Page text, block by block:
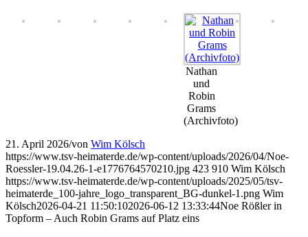
Nathan
und
Robin
Grams
(Archivfoto)
21. April 2026/von Wim Kölsch
https://www.tsv-heimaterde.de/wp-content/uploads/2026/04/Noe-
Roessler-19.04.26-1-e1776764570210.jpg 423 910 Wim Kölsch
https://www.tsv-heimaterde.de/wp-content/uploads/2025/05/tsv-
heimaterde_100-jahre_logo_transparent_BG-dunkel-1.png Wim
Kölsch2026-04-21 11:50:102026-06-12 13:33:44Noe Rößler in
Topform – Auch Robin Grams auf Platz eins